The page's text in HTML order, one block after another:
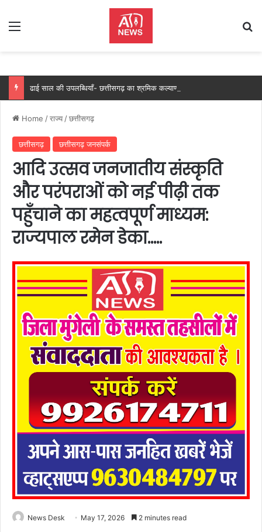
Menu
Home /राज्य /छत्तीसगढ़
छत्तीसगढ़ छत्तीसगढ़ जनसंपर्क
आदि उत्सव जनजातीय संस्कृति
और परंपराओं को नई पीढ़ी तक
पहुँचाने का महत्वपूर्ण माध्यम:
राज्यपाल रमेन डेका…..
News Desk May 17, 2026 2 minutes read